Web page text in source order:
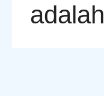
adalah